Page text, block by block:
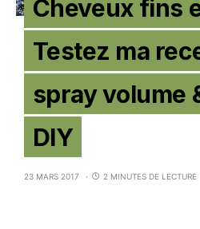
Cheveux fins
Testez ma
spray volume
DIY
23 MARS 2017 2 MINUTES DE LECTURE